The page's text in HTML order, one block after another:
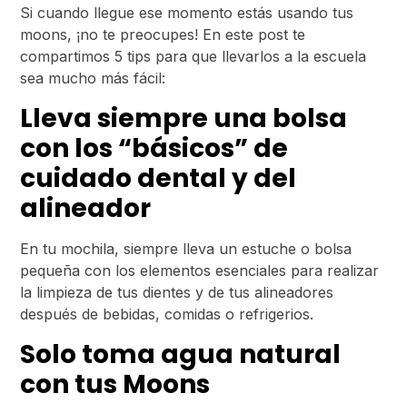
Si cuando llegue ese momento estás usando tus
moons, ¡no te preocupes! En este post te
compartimos 5 tips para que llevarlos a la escuela
sea mucho más fácil:
Lleva siempre una bolsa
con los “básicos” de
cuidado dental y del
alineador
En tu mochila, siempre lleva un estuche o bolsa
pequeña con los elementos esenciales para realizar
la limpieza de tus dientes y de tus alineadores
después de bebidas, comidas o refrigerios.
Solo toma agua natural
con tus Moons